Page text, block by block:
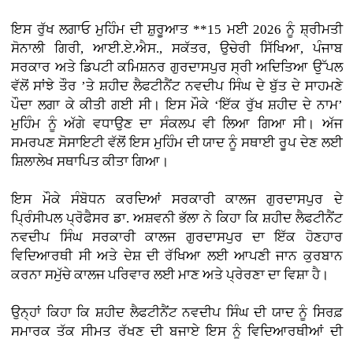
ਇਸ ਰੁੱਖ ਲਗਾਓ ਮੁਹਿੰਮ ਦੀ ਸ਼ੁਰੂਆਤ **15 ਮਈ 2026 ਨੂੰ ਸ਼੍ਰੀਮਤੀ
ਸੋਨਾਲੀ ਗਿਰੀ, ਆਈ.ਏ.ਐਸ., ਸਕੱਤਰ, ਉਚੇਰੀ ਸਿੱਖਿਆ, ਪੰਜਾਬ
ਸਰਕਾਰ ਅਤੇ ਡਿਪਟੀ ਕਮਿਸ਼ਨਰ ਗੁਰਦਾਸਪੁਰ ਸ੍ਰੀ ਅਦਿਤਿਆ ਉੱਪਲ
ਵੱਲੋਂ ਸਾਂਝੇ ਤੌਰ ’ਤੇ ਸ਼ਹੀਦ ਲੈਫਟੀਨੈਂਟ ਨਵਦੀਪ ਸਿੰਘ ਦੇ ਬੁੱਤ ਦੇ ਸਾਹਮਣੇ
ਪੌਦਾ ਲਗਾ ਕੇ ਕੀਤੀ ਗਈ ਸੀ। ਇਸ ਮੌਕੇ ‘ਇੱਕ ਰੁੱਖ ਸ਼ਹੀਦ ਦੇ ਨਾਮ’
ਮੁਹਿੰਮ ਨੂੰ ਅੱਗੇ ਵਧਾਉਣ ਦਾ ਸੰਕਲਪ ਵੀ ਲਿਆ ਗਿਆ ਸੀ। ਅੱਜ
ਸਮਰਪਣ ਸੋਸਾਇਟੀ ਵੱਲੋਂ ਇਸ ਮੁਹਿੰਮ ਦੀ ਯਾਦ ਨੂੰ ਸਥਾਈ ਰੂਪ ਦੇਣ ਲਈ
ਸ਼ਿਲਾਲੇਖ ਸਥਾਪਿਤ ਕੀਤਾ ਗਿਆ।
ਇਸ ਮੌਕੇ ਸੰਬੋਧਨ ਕਰਦਿਆਂ ਸਰਕਾਰੀ ਕਾਲਜ ਗੁਰਦਾਸਪੁਰ ਦੇ
ਪ੍ਰਿੰਸੀਪਲ ਪ੍ਰੋਫੈਸਰ ਡਾ. ਅਸ਼ਵਨੀ ਭੱਲਾ ਨੇ ਕਿਹਾ ਕਿ ਸ਼ਹੀਦ ਲੈਫਟੀਨੈਂਟ
ਨਵਦੀਪ ਸਿੰਘ ਸਰਕਾਰੀ ਕਾਲਜ ਗੁਰਦਾਸਪੁਰ ਦਾ ਇੱਕ ਹੋਣਹਾਰ
ਵਿਦਿਆਰਥੀ ਸੀ ਅਤੇ ਦੇਸ਼ ਦੀ ਰੱਖਿਆ ਲਈ ਆਪਣੀ ਜਾਨ ਕੁਰਬਾਨ
ਕਰਨਾ ਸਮੁੱਚੇ ਕਾਲਜ ਪਰਿਵਾਰ ਲਈ ਮਾਣ ਅਤੇ ਪ੍ਰੇਰਣਾ ਦਾ ਵਿਸ਼ਾ ਹੈ।
ਉਨ੍ਹਾਂ ਕਿਹਾ ਕਿ ਸ਼ਹੀਦ ਲੈਫਟੀਨੈਂਟ ਨਵਦੀਪ ਸਿੰਘ ਦੀ ਯਾਦ ਨੂੰ ਸਿਰਫ਼
ਸਮਾਰਕ ਤੱਕ ਸੀਮਤ ਰੱਖਣ ਦੀ ਬਜਾਏ ਇਸ ਨੂੰ ਵਿਦਿਆਰਥੀਆਂ ਦੀ